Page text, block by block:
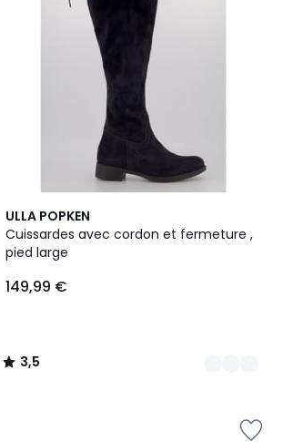
ULLA POPKEN
Cuissardes avec cordon et fermeture ,
pied large
149,99 €
3,5
/ 5
4
Couleurs
3,5
/